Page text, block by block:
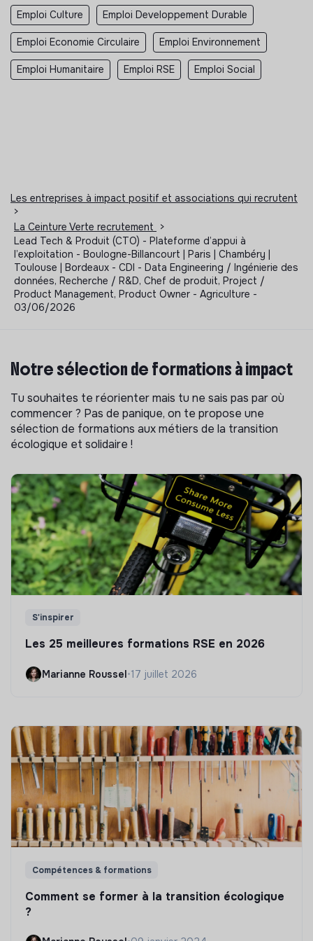
Emploi Culture Emploi Developpement Durable
Emploi Economie Circulaire Emploi Environnement
Emploi Humanitaire Emploi RSE Emploi Social
Les entreprises à impact positif et associations qui recrutent
>
La Ceinture Verte recrutement
>
Lead Tech & Produit (CTO) - Plateforme d’appui à
l’exploitation - Boulogne-Billancourt | Paris | Chambéry |
Toulouse | Bordeaux - CDI - Data Engineering / Ingénierie des
données, Recherche / R&D, Chef de produit, Project /
Product Management, Product Owner - Agriculture -
03/06/2026
Notre sélection de formations à impact
Tu souhaites te réorienter mais tu ne sais pas par où
commencer ? Pas de panique, on te propose une
sélection de formations aux métiers de la transition
écologique et solidaire !
S'inspirer
Les 25 meilleures formations RSE en 2026
Marianne Roussel•17 juillet 2026
Compétences & formations
Comment se former à la transition écologique
?